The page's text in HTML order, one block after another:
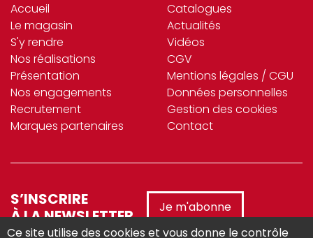
Accueil
Le magasin
S'y rendre
Nos réalisations
Présentation
Nos engagements
Recrutement
Marques partenaires
Catalogues
Actualités
Vidéos
CGV
Mentions légales / CGU
Données personnelles
Gestion des cookies
Contact
S’INSCRIRE
À LA NEWSLETTER
Je m'abonne
Ce site utilise des cookies et vous donne le contrôle